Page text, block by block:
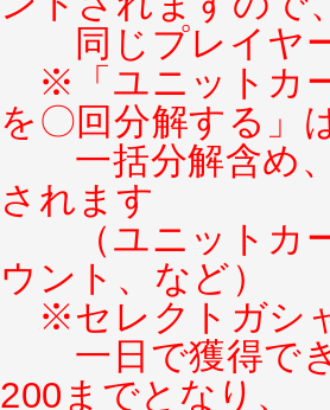
同じプレイヤ
※「ユニットカ
を〇回分解する」
一括分解含め
されます
（ユニット
ウント、など）
※セレクトガシ
一日で獲得で
200までとなり、